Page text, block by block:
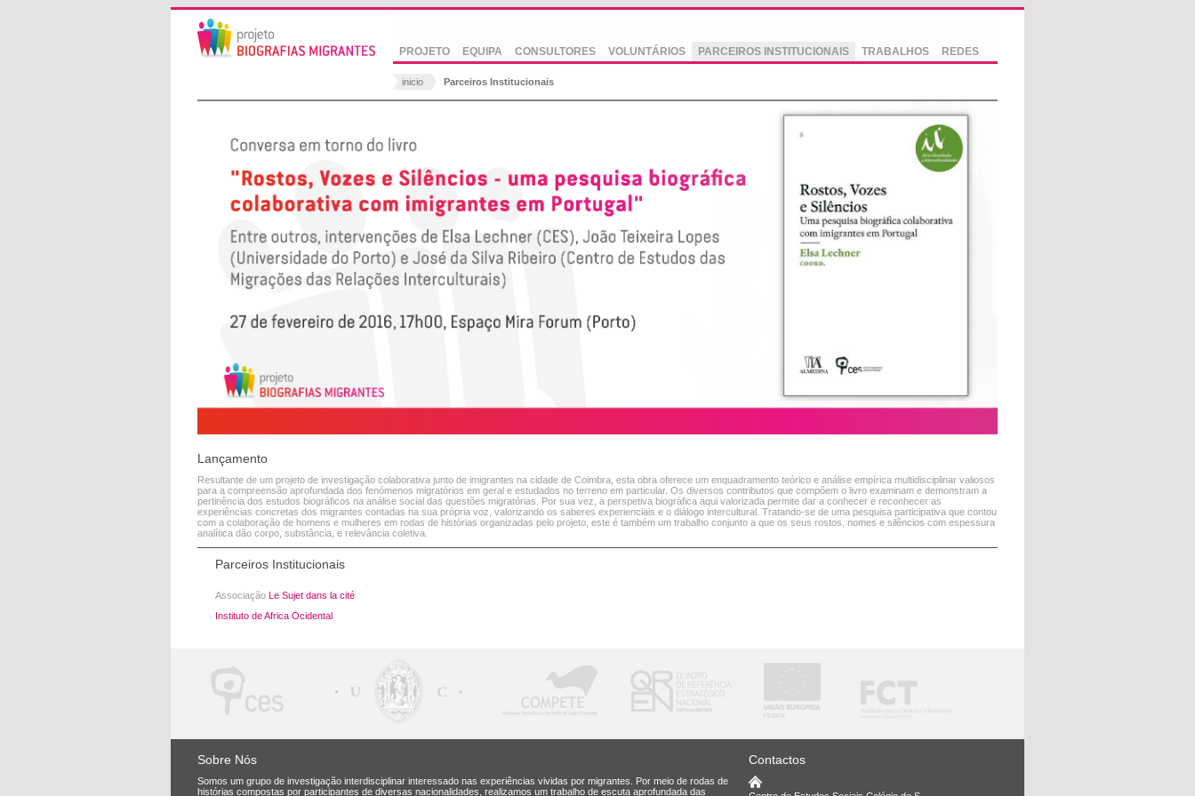
PROJETO EQUIPA CONSULTORES VOLUNTÁRIOS PARCEIROS INSTITUCIONAIS TRABALHOS REDES
inicio Parceiros Institucionais
Lançamento
Resultante de um projeto de investigação colaborativa junto de imigrantes na cidade de Coimbra, esta obra oferece um enquadramento teórico e análise empírica multidisciplinar valiosos
para a compreensão aprofundada dos fenómenos migratórios em geral e estudados no terreno em particular. Os diversos contributos que compõem o livro examinam e demonstram a
pertinência dos estudos biográficos na análise social das questões migratórias. Por sua vez, a perspetiva biográfica aqui valorizada permite dar a conhecer e reconhecer as
experiências concretas dos migrantes contadas na sua própria voz, valorizando os saberes experienciais e o diálogo intercultural. Tratando-se de uma pesquisa participativa que contou
com a colaboração de homens e mulheres em rodas de histórias organizadas pelo projeto, este é também um trabalho conjunto a que os seus rostos, nomes e silêncios com espessura
analítica dão corpo, substância, e relevância coletiva.
Parceiros Institucionais
Associação Le Sujet dans la cité
Instituto de Africa Ocidental
Sobre Nós
Somos um grupo de investigação interdisciplinar interessado nas experiências vividas por migrantes. Por meio de rodas de
histórias compostas por participantes de diversas nacionalidades, realizamos um trabalho de escuta aprofundada das
Contactos